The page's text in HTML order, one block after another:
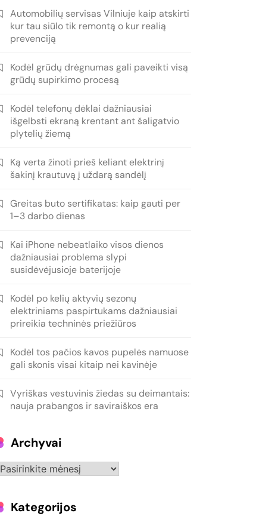
Automobilių servisas Vilniuje kaip atskirti
kur tau siūlo tik remontą o kur realią
prevenciją
Kodėl grūdų drėgnumas gali paveikti visą
grūdų supirkimo procesą
Kodėl telefonų dėklai dažniausiai
išgelbsti ekraną krentant ant šaligatvio
plytelių žiemą
Ką verta žinoti prieš keliant elektrinį
šakinį krautuvą į uždarą sandėlį
Greitas buto sertifikatas: kaip gauti per
1–3 darbo dienas
Kai iPhone nebeatlaiko visos dienos
dažniausiai problema slypi
susidėvėjusioje baterijoje
Kodėl po kelių aktyvių sezonų
elektriniams paspirtukams dažniausiai
prireikia techninės priežiūros
Kodėl tos pačios kavos pupelės namuose
gali skonis visai kitaip nei kavinėje
Vyriškas vestuvinis žiedas su deimantais:
nauja prabangos ir saviraiškos era
Archyvai
Archyvai
Kategorijos